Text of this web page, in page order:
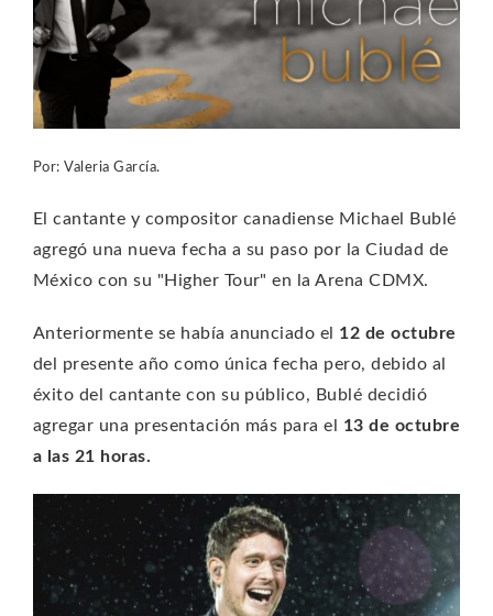
Por: Valeria García.
El cantante y compositor canadiense Michael Bublé
agregó una nueva fecha a su paso por la Ciudad de
México con su "Higher Tour" en la Arena CDMX.
Anteriormente se había anunciado el 12 de octubre
del presente año como única fecha pero, debido al
éxito del cantante con su público, Bublé decidió
agregar una presentación más para el
13 de octubre
a las 21 horas.